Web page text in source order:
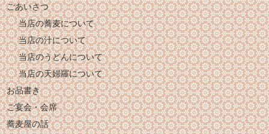
ごあいさつ
当店の蕎麦について
当店の汁について
当店のうどんについて
当店の天婦羅について
お品書き
ご宴会・会席
蕎麦屋の話